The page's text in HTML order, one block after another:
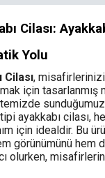
Cilası:
Yolu
Cilası,
için
ayakkabı cilası,
için idealdir. Bu
görünümünü hem
olurken,